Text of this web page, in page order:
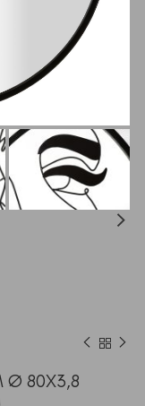
Ø 80X3,8